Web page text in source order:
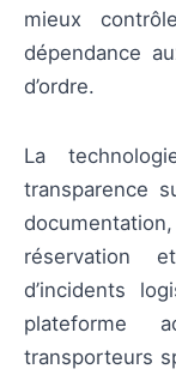
mieux
dépendance
d’ordre.
La
transparence
réservation
d’incidents
plateforme
transporteurs